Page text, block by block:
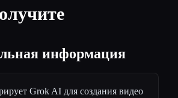
информация
Grok AI для создания видео